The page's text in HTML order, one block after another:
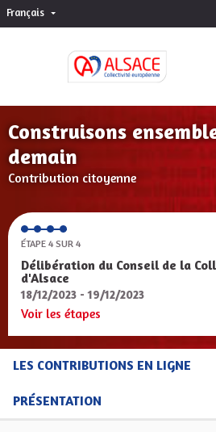
Français Choisir la langue
Construisons
demain
Contribution citoyenne
ÉTAPE 4 SUR 4
Délibération du Conseil de la
d'Alsace
18/12/2023 - 19/12/2023
Voir les étapes
LES CONTRIBUTIONS EN LIGNE
PRÉSENTATION